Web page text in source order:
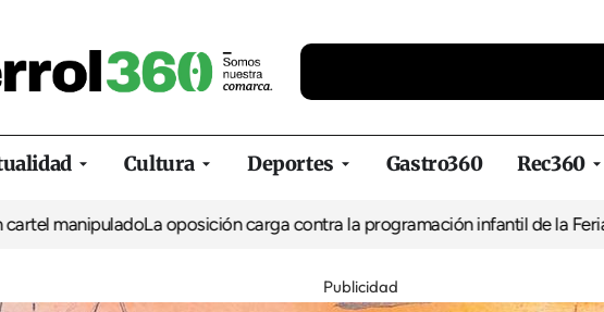
Cultura Deportes Gastro360 Rec360
La oposición carga contra la programación infantil de la Feria de la
Publicidad